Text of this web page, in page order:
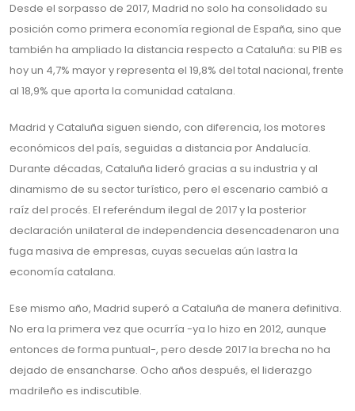
Desde el sorpasso de 2017, Madrid no solo ha consolidado su
posición como primera economía regional de España, sino que
también ha ampliado la distancia respecto a Cataluña: su PIB es
hoy un 4,7% mayor y representa el 19,8% del total nacional, frente
al 18,9% que aporta la comunidad catalana.
Madrid y Cataluña siguen siendo, con diferencia, los motores
económicos del país, seguidas a distancia por Andalucía.
Durante décadas, Cataluña lideró gracias a su industria y al
dinamismo de su sector turístico, pero el escenario cambió a
raíz del procés. El referéndum ilegal de 2017 y la posterior
declaración unilateral de independencia desencadenaron una
fuga masiva de empresas, cuyas secuelas aún lastra la
economía catalana.
Ese mismo año, Madrid superó a Cataluña de manera definitiva.
No era la primera vez que ocurría -ya lo hizo en 2012, aunque
entonces de forma puntual-, pero desde 2017 la brecha no ha
dejado de ensancharse. Ocho años después, el liderazgo
madrileño es indiscutible.